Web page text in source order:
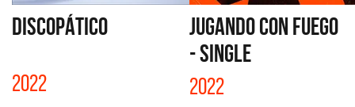
DISCOPÁTICO
2022
JUGANDO CON FUEGO
- SINGLE
2022